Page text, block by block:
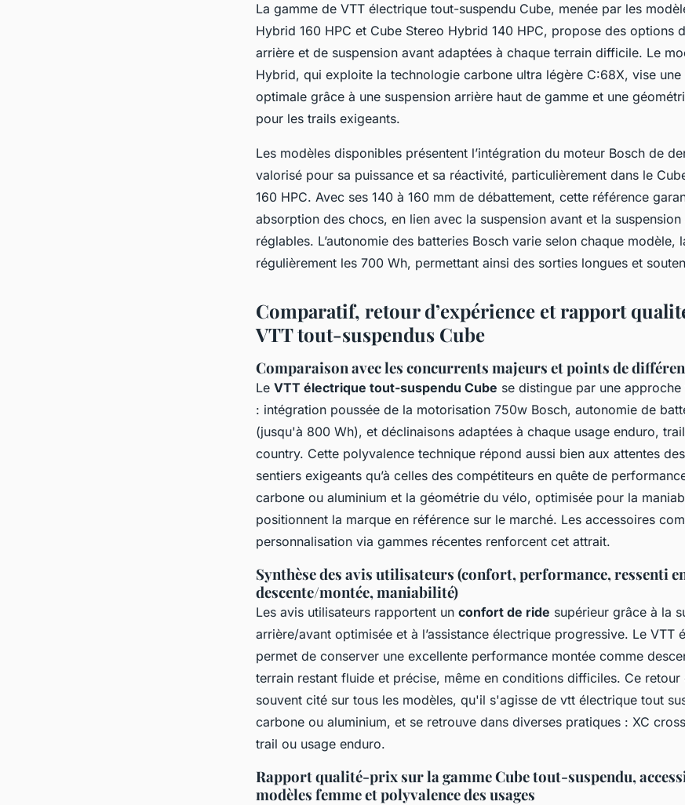
La gamme de VTT électrique tout-suspendu Cube, menée par les
Hybrid 160 HPC et Cube Stereo Hybrid 140 HPC, propose des options
arrière et de suspension avant adaptées à chaque terrain difficile. Le
Hybrid, qui exploite la technologie carbone ultra légère C:68X, vise
optimale grâce à une suspension arrière haut de gamme et une
pour les trails exigeants.
Les modèles disponibles présentent l’intégration du moteur Bosch de
valorisé pour sa puissance et sa réactivité, particulièrement dans le
160 HPC. Avec ses 140 à 160 mm de débattement, cette référence
absorption des chocs, en lien avec la suspension avant et la
réglables. L’autonomie des batteries Bosch varie selon chaque modèle,
régulièrement les 700 Wh, permettant ainsi des sorties longues et
Comparatif, retour d’expérience et rapport
VTT tout-suspendus Cube
Comparaison avec les concurrents majeurs et points de
Le VTT électrique tout-suspendu Cube se distingue par une
: intégration poussée de la motorisation 750w Bosch, autonomie de
(jusqu'à 800 Wh), et déclinaisons adaptées à chaque usage enduro,
country. Cette polyvalence technique répond aussi bien aux attentes
sentiers exigeants qu’à celles des compétiteurs en quête de
carbone ou aluminium et la géométrie du vélo, optimisée pour la
positionnent la marque en référence sur le marché. Les accessoires
personnalisation via gammes récentes renforcent cet attrait.
Synthèse des avis utilisateurs (confort, performance, ressenti
descente/montée, maniabilité)
Les avis utilisateurs rapportent un confort de ride supérieur grâce à la
arrière/avant optimisée et à l’assistance électrique progressive. Le VTT
permet de conserver une excellente performance montée comme
terrain restant fluide et précise, même en conditions difficiles. Ce
souvent cité sur tous les modèles, qu'il s'agisse de vtt électrique tout
carbone ou aluminium, et se retrouve dans diverses pratiques : XC
trail ou usage enduro.
Rapport qualité-prix sur la gamme Cube tout-suspendu,
modèles femme et polyvalence des usages